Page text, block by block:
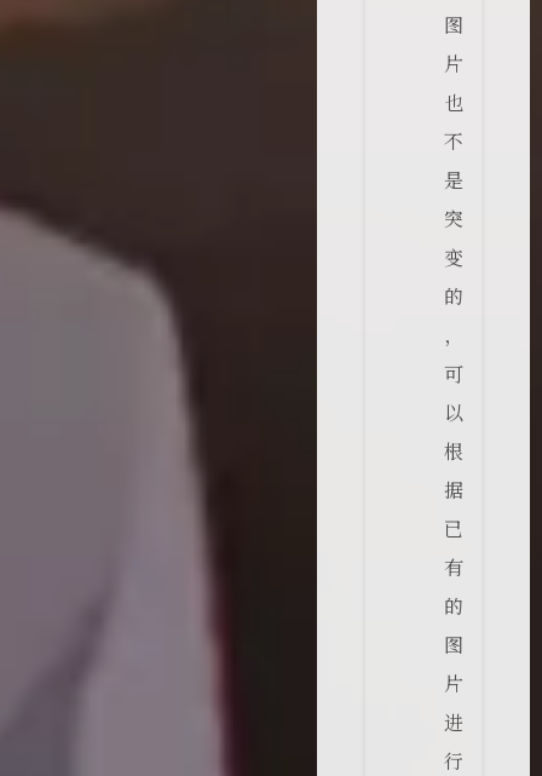
图
片
也
不
是
突
变
的
，
可
以
根
据
已
有
的
图
片
进
行